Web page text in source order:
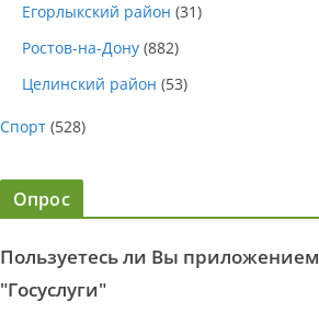
Егорлыкский район (31)
Ростов-на-Дону (882)
Целинский район (53)
Спорт (528)
Опрос
Пользуетесь ли Вы приложением
"Госуслуги"